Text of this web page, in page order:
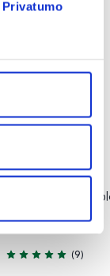
Privatumo
OTOSAN nosies
milteliai, 30 pak.
Įvertinimas 5.0 iš 5
(9)